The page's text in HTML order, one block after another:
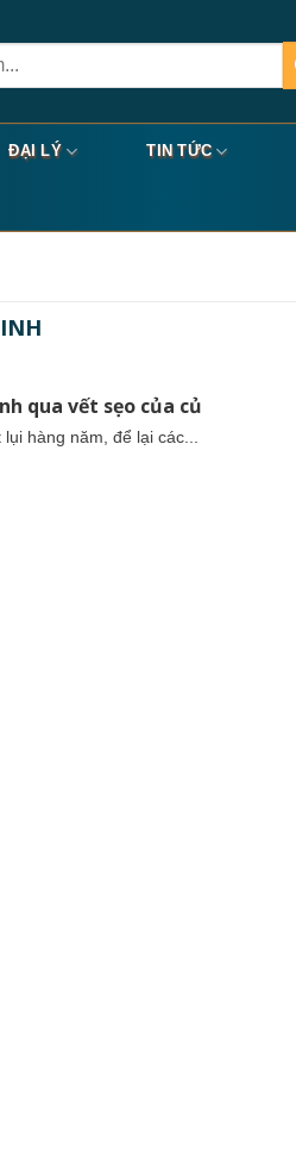
ĐẠI LÝ TIN TỨC
qua vết sẹo của củ
hàng năm, để lại các...